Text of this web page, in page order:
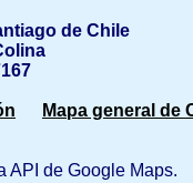
de Chile
Mapa general de
API de Google Maps.